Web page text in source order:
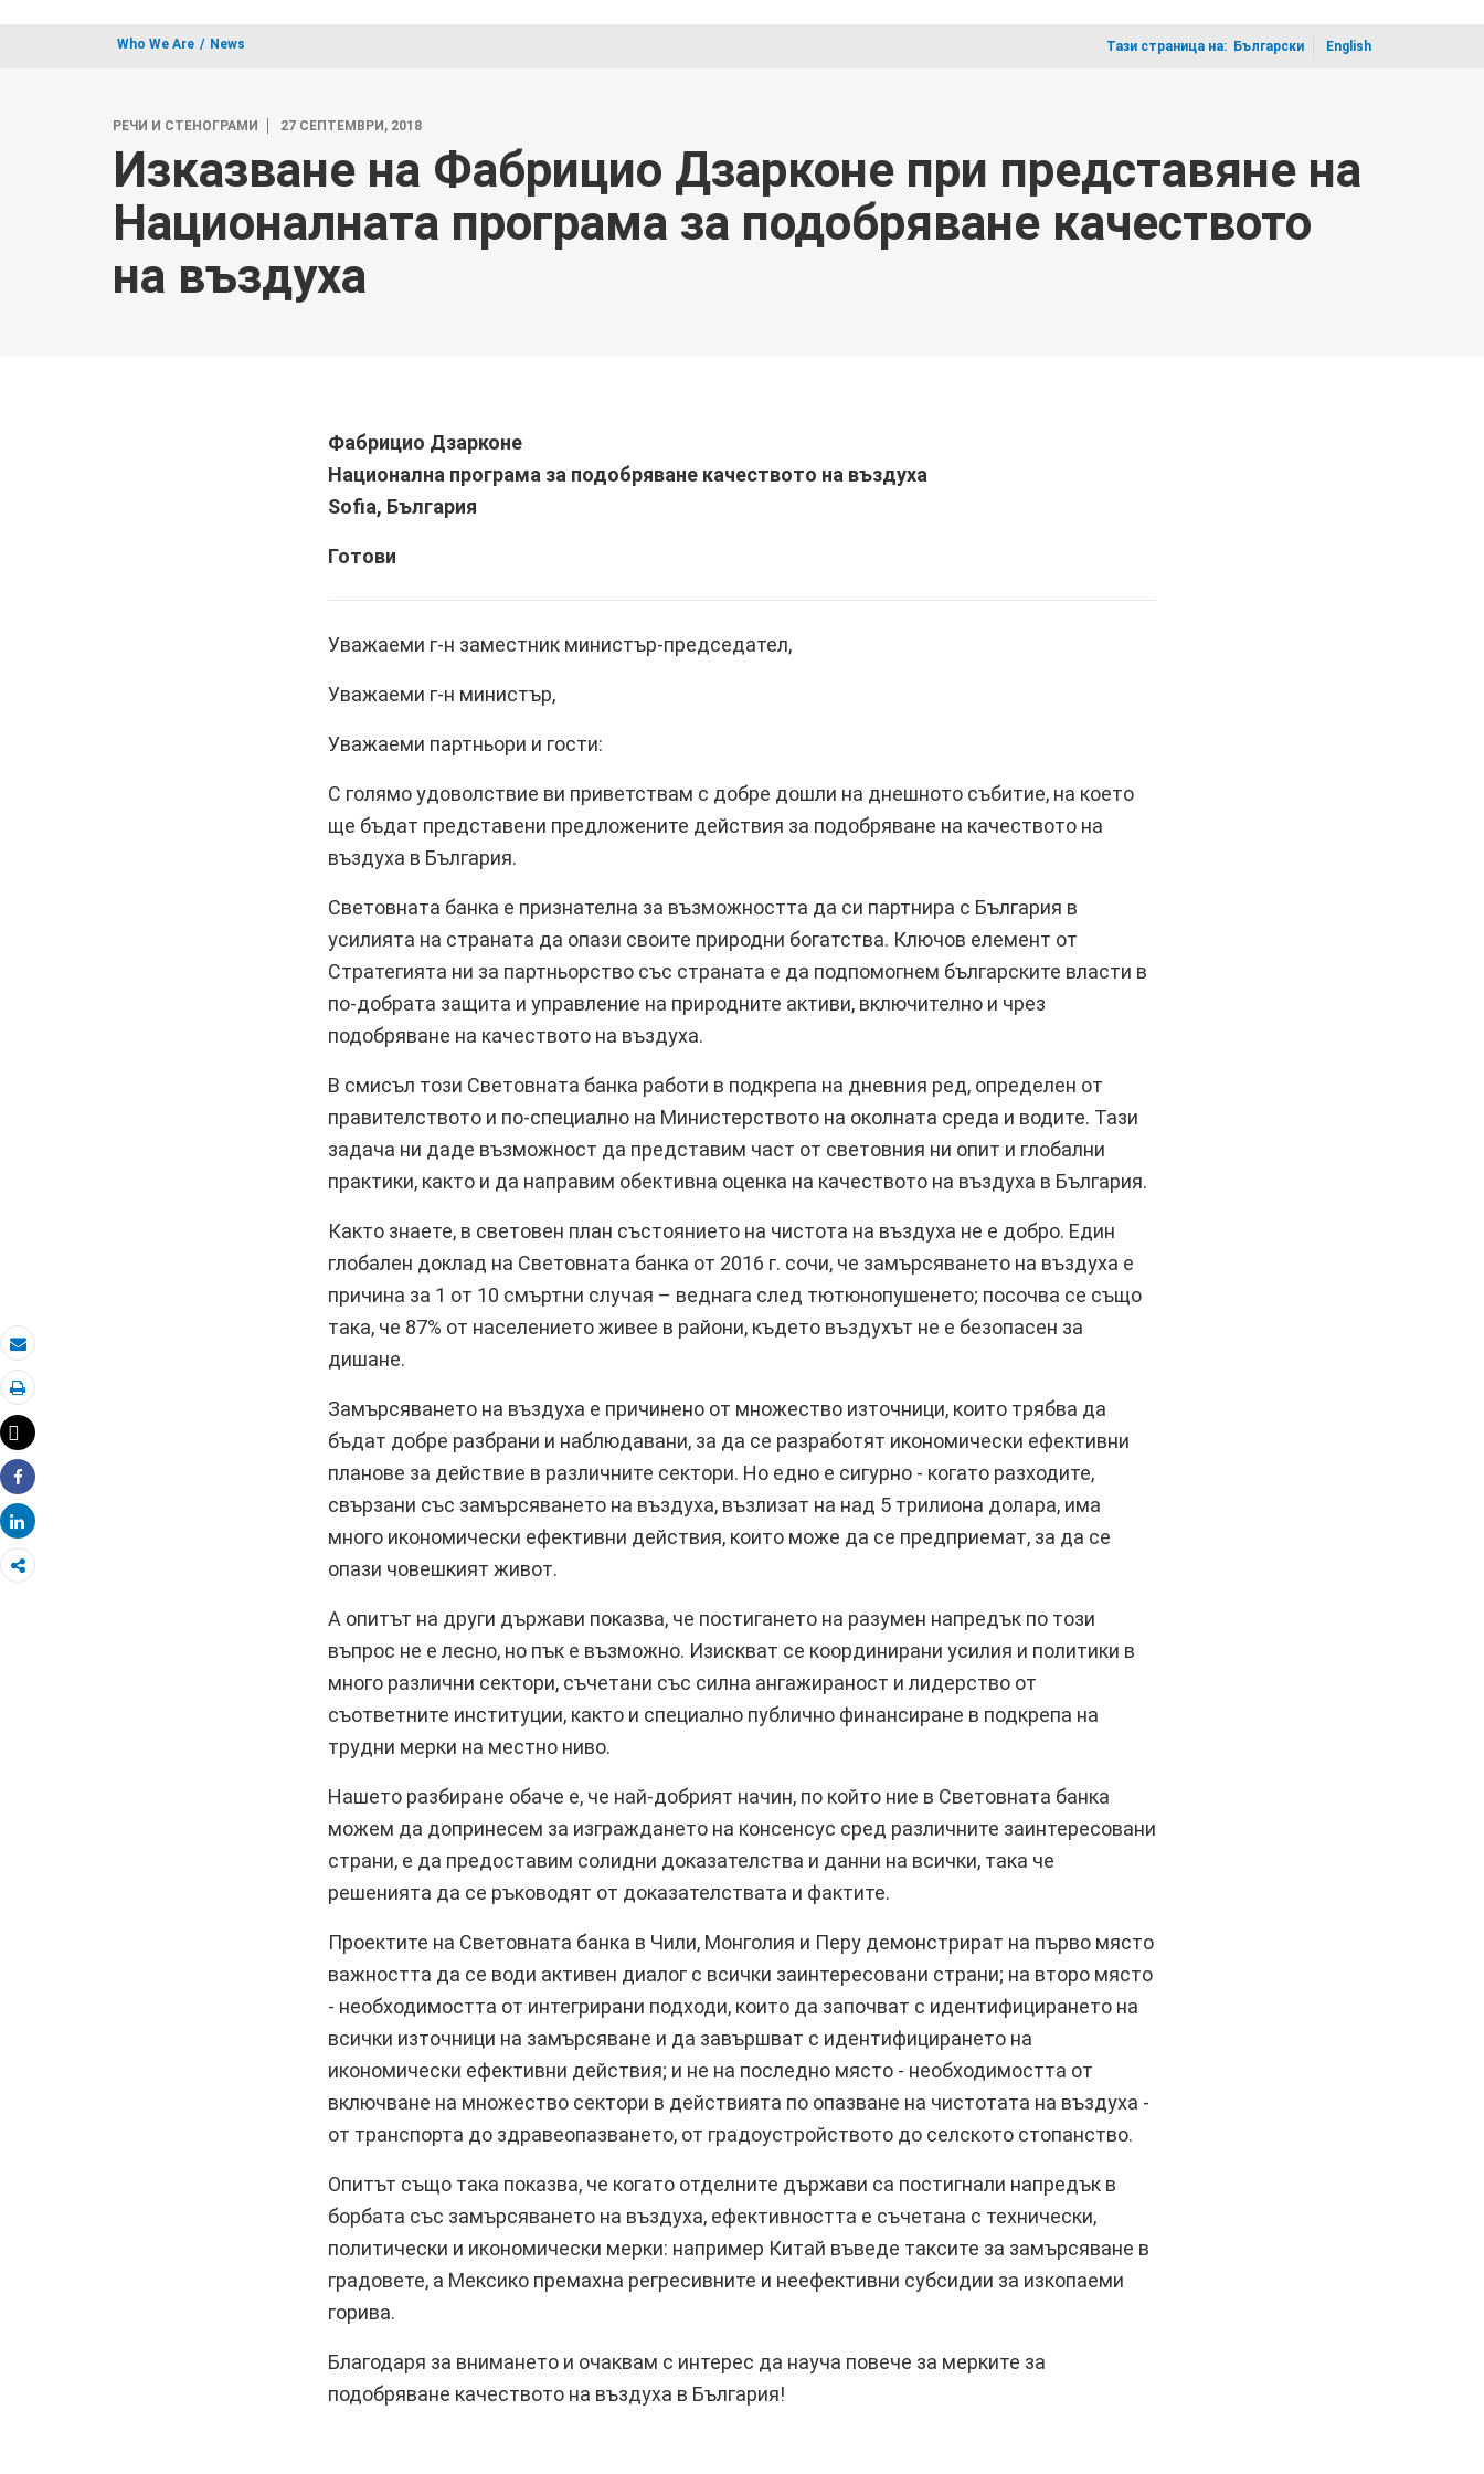
Who We Are News Тази страница на: Български English
РЕЧИ И СТЕНОГРАМИ 27 СЕПТЕМВРИ, 2018
Изказване на Фабрицио Дзарконе при представяне на
Националната програма за подобряване качеството
на въздуха
Eлектронна поща
Отпечатай
Tweet
Share
Share
Фабрицио Дзарконе
Национална програма за подобряване качеството на въздуха
Sofia, България
Готови
Уважаеми г-н заместник министър-председател,
Уважаеми г-н министър,
Уважаеми партньори и гости:
С голямо удоволствие ви приветствам с добре дошли на днешното събитие, на което
ще бъдат представени предложените действия за подобряване на качеството на
въздуха в България.
Световната банка е признателна за възможността да си партнира с България в
усилията на страната да опази своите природни богатства. Ключов елемент от
Стратегията ни за партньорство със страната е да подпомогнем българските власти в
по-добрата защита и управление на природните активи, включително и чрез
подобряване на качеството на въздуха.
В смисъл този Световната банка работи в подкрепа на дневния ред, определен от
правителството и по-специално на Министерството на околната среда и водите. Тази
задача ни даде възможност да представим част от световния ни опит и глобални
практики, както и да направим обективна оценка на качеството на въздуха в България.
Както знаете, в световен план състоянието на чистота на въздуха не е добро. Един
глобален доклад на Световната банка от 2016 г. сочи, че замърсяването на въздуха е
причина за 1 от 10 смъртни случая – веднага след тютюнопушенето; посочва се също
така, че 87% от населението живее в райони, където въздухът не е безопасен за
дишане.
Замърсяването на въздуха е причинено от множество източници, които трябва да
бъдат добре разбрани и наблюдавани, за да се разработят икономически ефективни
планове за действие в различните сектори. Но едно е сигурно - когато разходите,
свързани със замърсяването на въздуха, възлизат на над 5 трилиона долара, има
много икономически ефективни действия, които може да се предприемат, за да се
опази човешкият живот.
А опитът на други държави показва, че постигането на разумен напредък по този
въпрос не е лесно, но пък е възможно. Изискват се координирани усилия и политики в
много различни сектори, съчетани със силна ангажираност и лидерство от
съответните институции, както и специално публично финансиране в подкрепа на
трудни мерки на местно ниво.
Нашето разбиране обаче е, че най-добрият начин, по който ние в Световната банка
можем да допринесем за изграждането на консенсус сред различните заинтересовани
страни, е да предоставим солидни доказателства и данни на всички, така че
решенията да се ръководят от доказателствата и фактите.
Проектите на Световната банка в Чили, Монголия и Перу демонстрират на първо място
важността да се води активен диалог с всички заинтересовани страни; на второ място
- необходимостта от интегрирани подходи, които да започват с идентифицирането на
всички източници на замърсяване и да завършват с идентифицирането на
икономически ефективни действия; и не на последно място - необходимостта от
включване на множество сектори в действията по опазване на чистотата на въздуха -
от транспорта до здравеопазването, от градоустройството до селското стопанство.
Опитът също така показва, че когато отделните държави са постигнали напредък в
борбата със замърсяването на въздуха, ефективността е съчетана с технически,
политически и икономически мерки: например Китай въведе таксите за замърсяване в
градовете, а Мексико премахна регресивните и неефективни субсидии за изкопаеми
горива.
Благодаря за внимането и очаквам с интерес да науча повече за мерките за
подобряване качеството на въздуха в България!